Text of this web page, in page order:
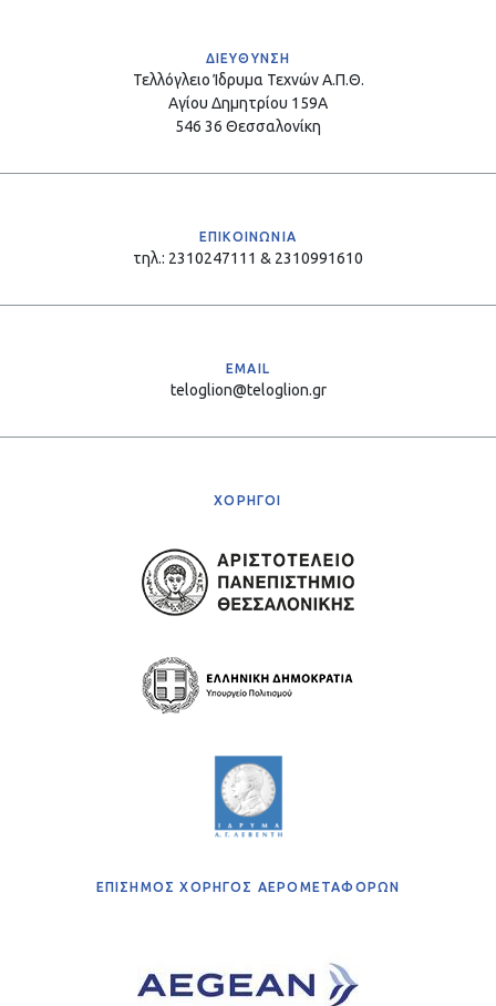
ΔΙΕΥΘΥΝΣΗ
Τελλόγλειο Ίδρυμα Τεχνών Α.Π.Θ.
Αγίου Δημητρίου 159Α
546 36 Θεσσαλονίκη
ΕΠΙΚΟΙΝΩΝΙΑ
τηλ.: 2310247111 & 2310991610
EMAIL
teloglion@teloglion.gr
ΧΟΡΗΓΟΙ
ΕΠΙΣΗΜΟΣ ΧΟΡΗΓΟΣ ΑΕΡΟΜΕΤΑΦΟΡΩΝ